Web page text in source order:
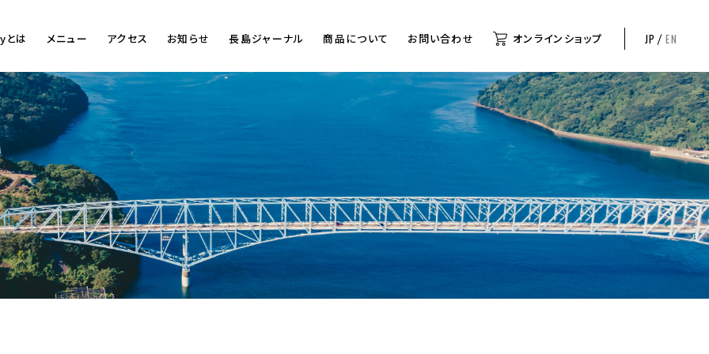
は メニュー アクセス お知らせ 長島ジャーナル 商品について お問い合わせ オンラインショップ EN
JP